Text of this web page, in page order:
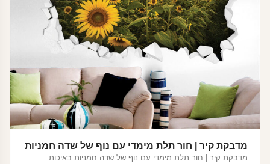
מדבקת קיר | חור תלת מימדי עם נוף של שדה חמניות
מדבקת קיר | חור תלת מימדי עם נוף של שדה חמניות באיכות